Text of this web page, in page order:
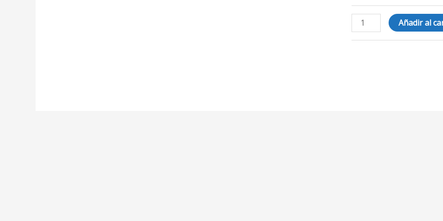
Añadir al